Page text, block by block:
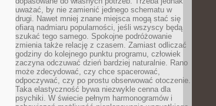
uważać, by nie zamienić jednego schematu w
drugi. Nawet mniej znane miejsca mogą stać się
ofiarą nadmiaru popularności, jeśli wszyscy będą
szukać tego samego. Spokojne podróżowanie
zmienia także relację z czasem. Zamiast odliczać
godziny do kolejnego punktu programu, człowiek
zaczyna odczuwać dzień bardziej naturalnie. Rano
może zdecydować, czy chce spacerować,
odpoczywać, czy po prostu obserwować otoczenie.
Taka elastyczność bywa niezwykle cenna dla
psychiki. W świecie pełnym harmonogramów i